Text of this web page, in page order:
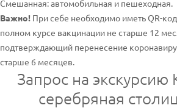
Смешанная: автомобильная и пешеходная.
Важно! При себе необходимо иметь QR-
полном курсе вакцинации не старше 12
подтверждающий перенесение
старше 6 месяцев.
Запрос на экскурсию
серебряная